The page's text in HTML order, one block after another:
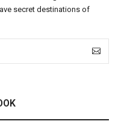
secret destinations of